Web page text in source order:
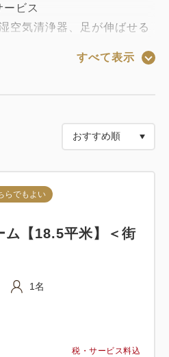
ービス
空気清浄器、足が伸ばせる
すべて表示
税・サービス料込
らでもよい
ム【18.5平米】＜街
1名